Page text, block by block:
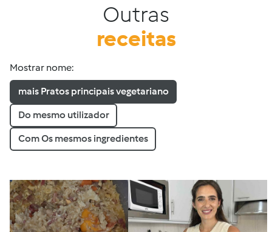
Outras
receitas
Mostrar nome:
mais Pratos principais vegetariano
Do mesmo utilizador
Com Os mesmos ingredientes